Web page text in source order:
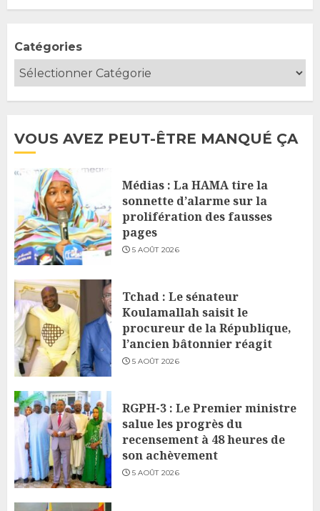
Catégories
VOUS AVEZ PEUT-ÊTRE MANQUÉ ÇA
Médias : La HAMA tire la
sonnette d’alarme sur la
prolifération des fausses
pages
5 AOÛT 2026
Tchad : Le sénateur
Koulamallah saisit le
procureur de la République,
l’ancien bâtonnier réagit
5 AOÛT 2026
RGPH-3 : Le Premier ministre
salue les progrès du
recensement à 48 heures de
son achèvement
5 AOÛT 2026